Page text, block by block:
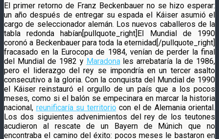
El primer retorno de Franz Beckenbauer no se hizo esperar:
un año después de entregar su espada el Káiser asumió el
cargo de seleccionador alemán. Los nuevos caballeros de la
tabla redonda habían[pullquote_right]El Mundial de 1990
coronó a Beckenbauer para toda la eternidad[/pullquote_right]
fracasado en la Eurocopa de 1984, venían de perder la final
del Mundial de 1982 y Maradonales arrebataría la de 1986,
pero el liderazgo del rey se impondría en un tercer asalto
consecutivo a la gloria. Con la conquista del Mundial de 1990
el Káiser reinstauró el orgullo de un país que a los pocos
meses, como si el balón se empecinara en marcar la historia
nacional, reunificaría su territorio con el de Alemania oriental.
Los dos siguientes advenimientos del rey de los teutones
acudieron al rescate de un Bayern de Múnich que no
encontraba el camino del éxito: pocos meses le bastaron en